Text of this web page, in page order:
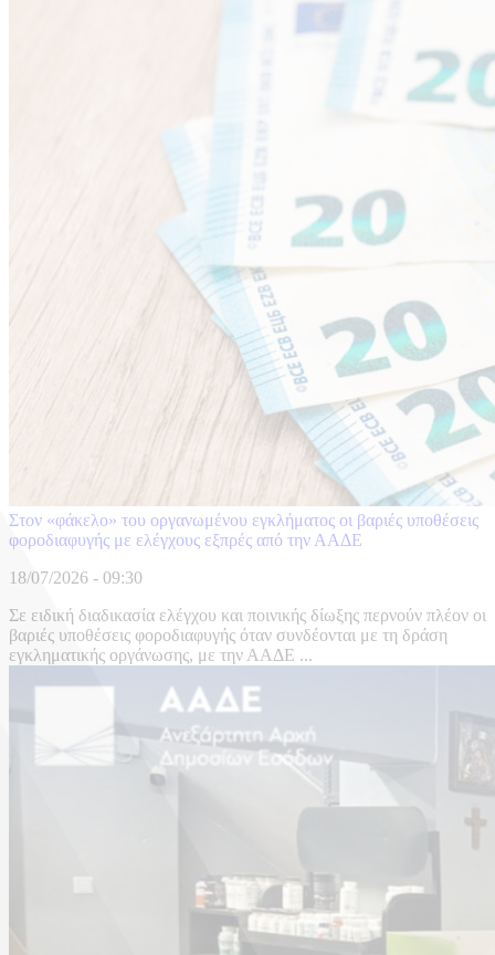
Στον «φάκελο» του οργανωμένου εγκλήματος οι βαριές υποθέσεις
φοροδιαφυγής με ελέγχους εξπρές από την ΑΑΔΕ
18/07/2026 - 09:30
Σε ειδική διαδικασία ελέγχου και ποινικής δίωξης περνούν πλέον οι
βαριές υποθέσεις φοροδιαφυγής όταν συνδέονται με τη δράση
εγκληματικής οργάνωσης, με την ΑΑΔΕ ...